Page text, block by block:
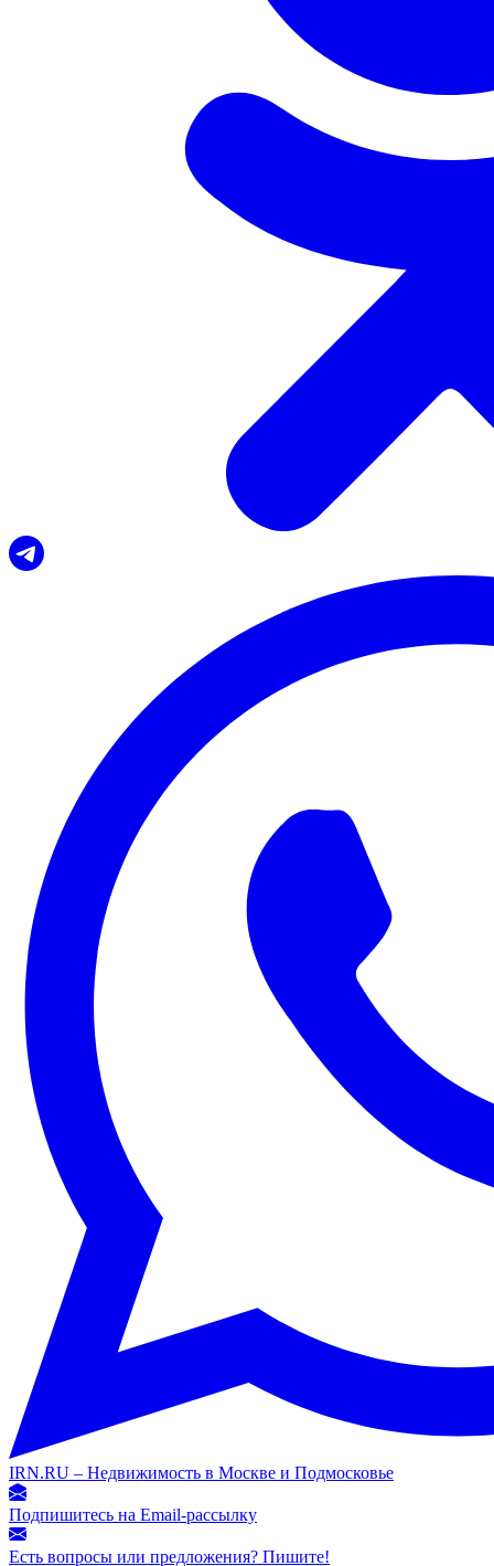
IRN.RU – Недвижимость в Москве и Подмосковье
Подпишитесь на Email-рассылку
Есть вопросы или предложения? Пишите!